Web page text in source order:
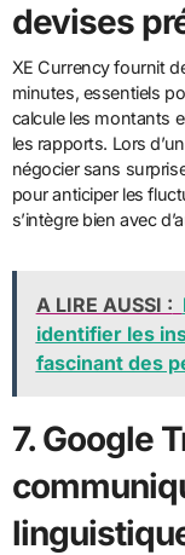
devises
XE Currency fournit
minutes, essentiels
calcule les montants
les rapports. Lors
négocier sans
pour anticiper les
s’intègre bien avec
A LIRE AUSSI :
identifier les
fascinant des
7. Google